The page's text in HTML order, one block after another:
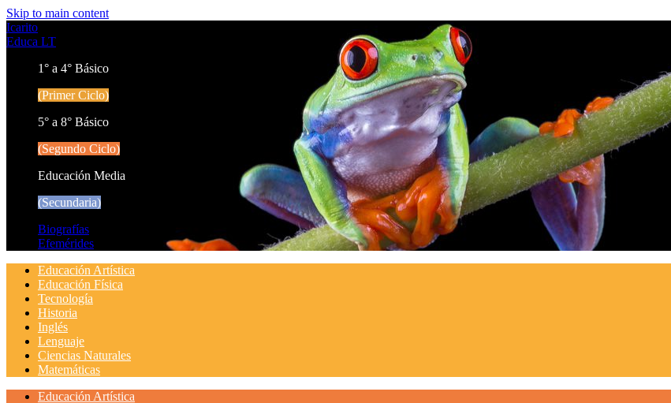
Skip to main content
Icarito
Educa LT
1° a 4° Básico
(Primer Ciclo)
5° a 8° Básico
(Segundo Ciclo)
Educación Media
(Secundaria)
Biografías
Efemérides
Educación Artística
Educación Física
Tecnología
Historia
Inglés
Lenguaje
Ciencias Naturales
Matemáticas
Educación Artística